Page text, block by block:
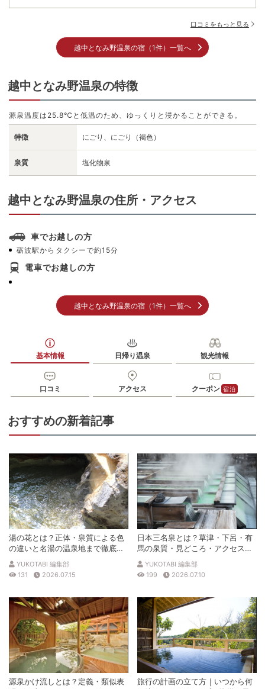
口コミをもっと見る
越中となみ野温泉の宿（1件）一覧へ
越中となみ野温泉の特徴
源泉温度は25.8℃と低温のため、ゆっくりと浸かることができる。
特徴 にごり、にごり（褐色）
泉質 塩化物泉
越中となみ野温泉の住所・アクセス
車でお越しの方
砺波駅からタクシーで約15分
電車でお越しの方
越中となみ野温泉の宿（1件）一覧へ
基本情報 日帰り温泉 観光情報
口コミ アクセス クーポン 宿泊
おすすめの新着記事
湯の花とは？正体・泉質による色
の違いと名湯の温泉地まで徹底解
説
YUKOTABI 編集部
131
2026.07.15
日本三名泉とは？草津・下呂・有
馬の泉質・見どころ・アクセスを
徹底解説
YUKOTABI 編集部
199
2026.07.10
源泉かけ流しとは？定義・類似表
旅行の計画の立て方｜いつから何